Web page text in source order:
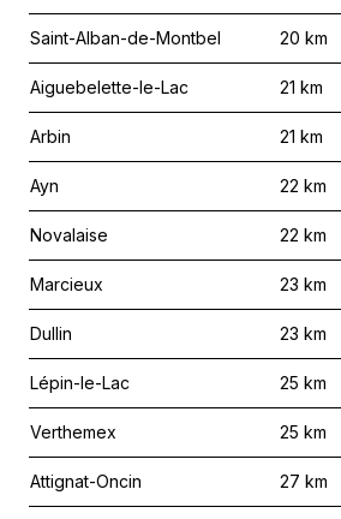
Saint-Alban-de-Montbel 20 km
Aiguebelette-le-Lac 21 km
Arbin 21 km
Ayn 22 km
Novalaise 22 km
Marcieux 23 km
Dullin 23 km
Lépin-le-Lac 25 km
Verthemex 25 km
Attignat-Oncin 27 km